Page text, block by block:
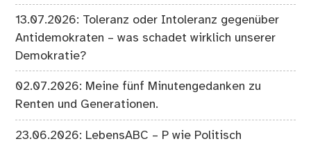
13.07.2026: Toleranz oder Intoleranz gegenüber
Antidemokraten – was schadet wirklich unserer
Demokratie?
02.07.2026: Meine fünf Minutengedanken zu
Renten und Generationen.
23.06.2026: LebensABC – P wie Politisch